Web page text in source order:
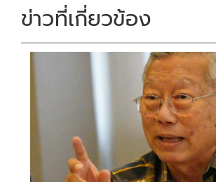
ข่าวที่เกี่ยวข้อง